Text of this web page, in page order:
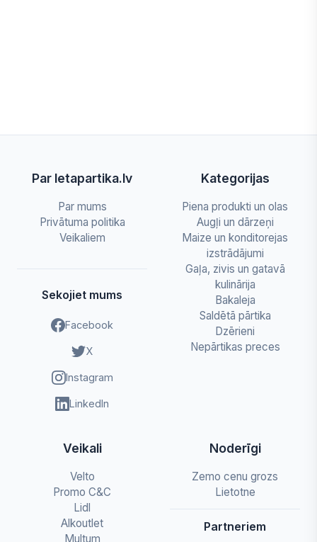
Par letapartika.lv
Par mums
Privātuma politika
Veikaliem
Sekojiet mums
Facebook
X
Instagram
LinkedIn
Kategorijas
Piena produkti un olas
Augļi un dārzeņi
Maize un konditorejas
izstrādājumi
Gaļa, zivis un gatavā
kulinārija
Bakaleja
Saldētā pārtika
Dzērieni
Nepārtikas preces
Veikali
Velto
Promo C&C
Lidl
Alkoutlet
Multum
Noderīgi
Zemo cenu grozs
Lietotne
Partneriem